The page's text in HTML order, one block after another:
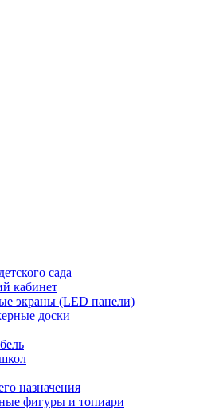
сада
кабинет
экраны (LED панели)
доски
назначения
фигуры и топиари